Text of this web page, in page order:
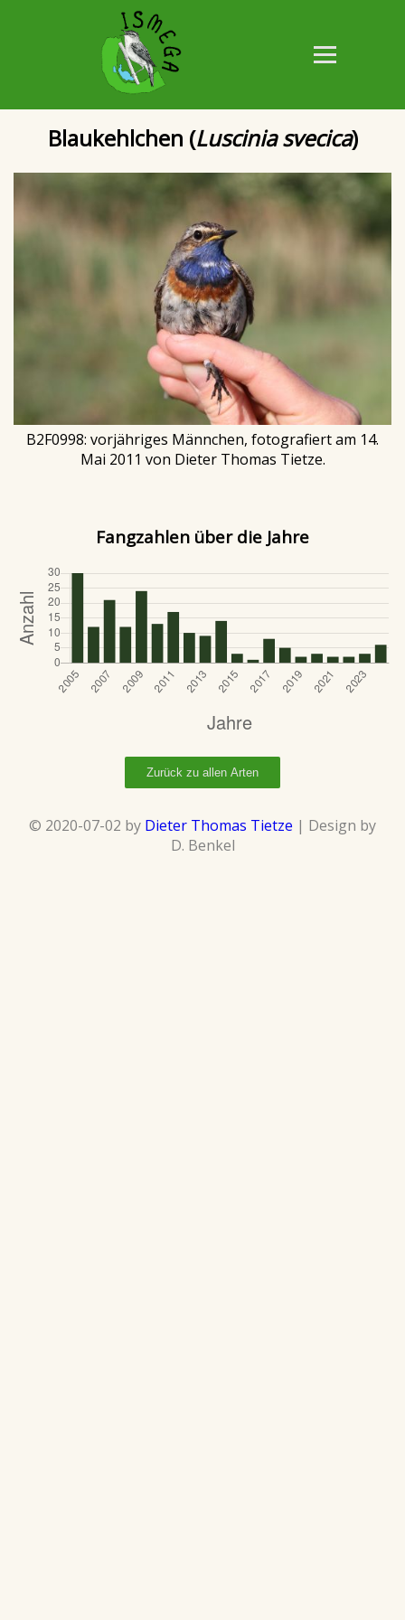
Blaukehlchen (Luscinia svecica)
B2F0998: vorjähriges Männchen, fotografiert am 14.
Mai 2011 von Dieter Thomas Tietze.
Fangzahlen über die Jahre
Zurück zu allen Arten
© 2020-07-02 by Dieter Thomas Tietze | Design by
D. Benkel